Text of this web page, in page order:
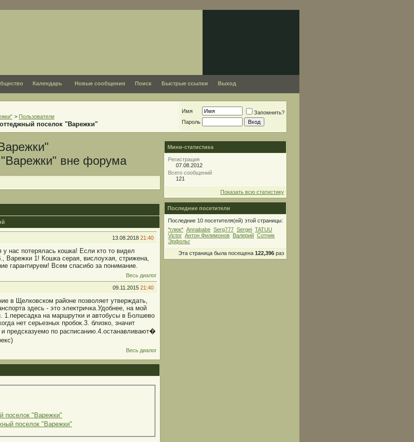
Календарь Новые сообщения Поиск Быстрые ссылки Выход
> Пользователи
поселок "Варежки"
Имя
Запомнить?
Пароль
13.08.2018 21:40
нас потерялась кошка! Если кто то видел
Варежки 1! Кошка серая, вислоухая, стрижена,
гарантируем! Всем спасибо за понимание.
Весь диалог
09.11.2015 21:40
в Щелковском районе позволяет утверждать,
здесь - это электричка.Удобнее, на мой
1.пересадка на маршрутки и автобусы в Болшево
нет серьезных пробок.3. близко, значит
предсказуемо по расписанию.4.останавливают�
Весь диалог
поселок "Варежки"
поселок "Варежки"
Мини-статистика
Регистрация
07.08.2012
Всего сообщений
121
Показать всю статистику
Последние посетители
Последние 10 посетителя(ей) этой страницы:
*глюк* Annababe Serg777 Sergei TATUU
Victor Антон Филимонов Валерий Сотник
Эрфольг
Эта страница была посещена 122,396 раз